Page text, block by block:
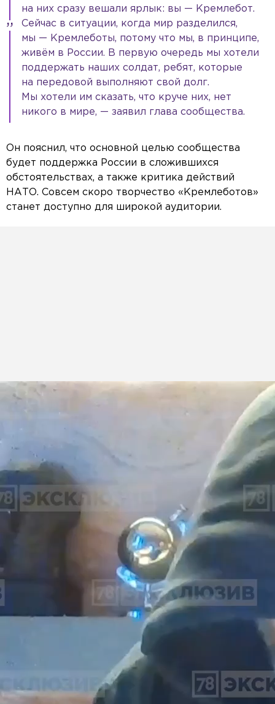
на них сразу вешали ярлык: вы — Кремлебот.
Сейчас в ситуации, когда мир разделился,
мы — Кремлеботы, потому что мы, в принципе,
живём в России. В первую очередь мы хотели
поддержать наших солдат, ребят, которые
на передовой выполняют свой долг.
Мы хотели им сказать, что круче них, нет
никого в мире, — заявил глава сообщества.
Он пояснил, что основной целью сообщества
будет поддержка России в сложившихся
обстоятельствах, а также критика действий
НАТО. Совсем скоро творчество «Кремлеботов»
станет доступно для широкой аудитории.